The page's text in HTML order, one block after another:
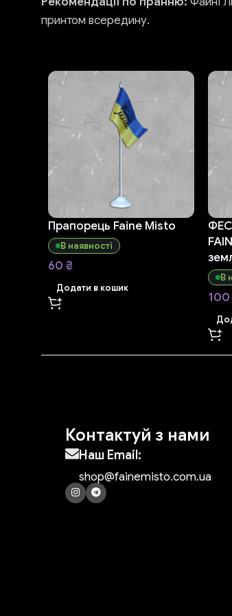
принтом всередину.
Прапорець Faine Misto
В наявності
60 ₴
Додати в кошик
В
Контактуй з нами
Наш Email:
shop@fainemisto.com.ua